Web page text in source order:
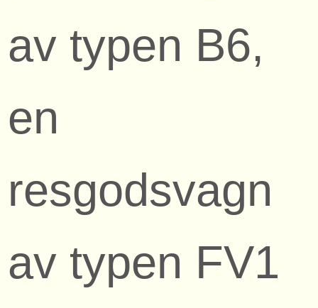
av typen B6,
en
resgodsvagn
av typen FV1